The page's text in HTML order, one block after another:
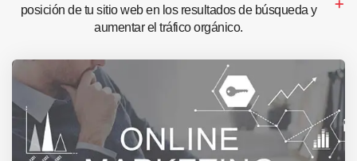
posición de tu sitio web en los resultados de búsqueda y
aumentar el tráfico orgánico.